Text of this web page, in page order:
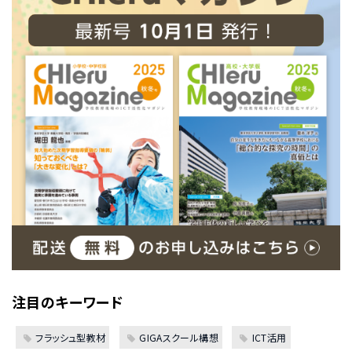
注目のキーワード
フラッシュ型教材 GIGAスクール構想 ICT活用